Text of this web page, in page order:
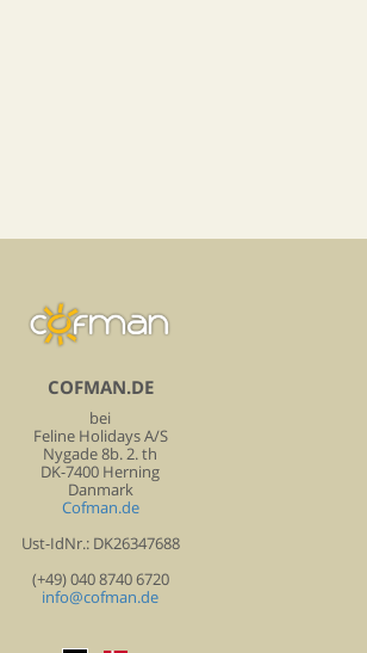
COFMAN.DE
bei
Feline Holidays A/S
Nygade 8b. 2. th
DK-7400 Herning
Danmark
Cofman.de
Ust-IdNr.: DK26347688
(+49) 040 8740 6720
info@cofman.de